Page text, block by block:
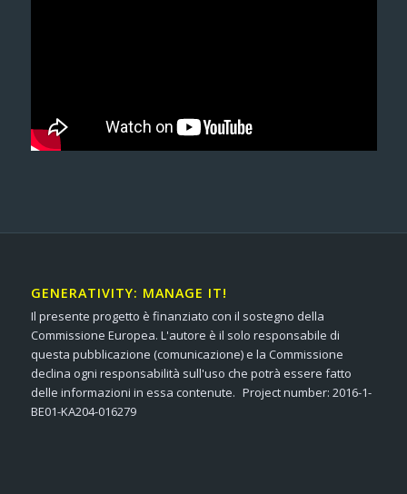
GENERATIVITY: MANAGE IT!
Il presente progetto è finanziato con il sostegno della
Commissione Europea. L'autore è il solo responsabile di
questa pubblicazione (comunicazione) e la Commissione
declina ogni responsabilità sull'uso che potrà essere fatto
delle informazioni in essa contenute. Project number: 2016-1-
BE01-KA204-016279